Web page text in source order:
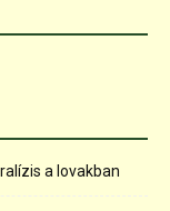
a lovakban